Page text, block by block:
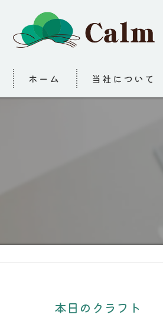
ホーム 当社について
本日のクラフト